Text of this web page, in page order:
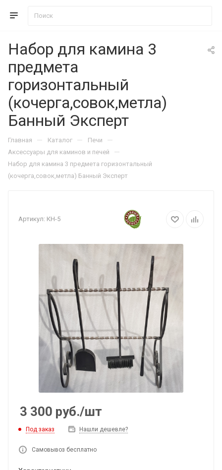
Набор для камина 3
предмета
горизонтальный
(кочерга,совок,метла)
Банный Эксперт
Главная — Каталог — Печи —
Аксессуары для каминов и печей —
Набор для камина 3 предмета горизонтальный
(кочерга,совок,метла) Банный Эксперт
Артикул: КН-5
3 300 руб./шт
Под заказ Нашли дешевле?
Самовывоз бесплатно